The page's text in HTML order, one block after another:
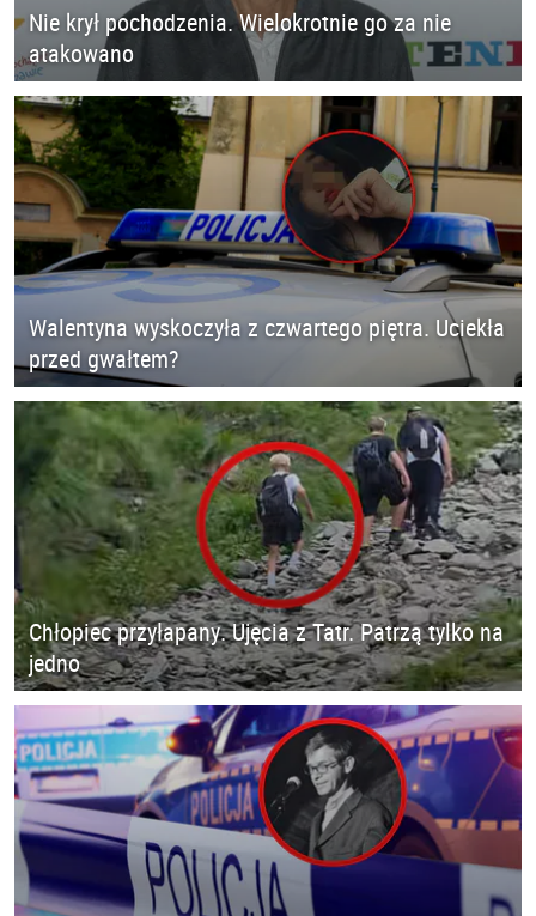
Nie krył pochodzenia. Wielokrotnie go za nie
atakowano
Walentyna wyskoczyła z czwartego piętra. Uciekła
przed gwałtem?
Chłopiec przyłapany. Ujęcia z Tatr. Patrzą tylko na
jedno